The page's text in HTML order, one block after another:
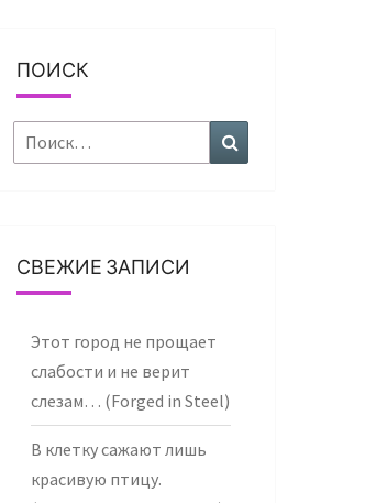
ПОИСК
Найти:
СВЕЖИЕ ЗАПИСИ
Этот город не прощает
слабости и не верит
слезам… (Forged in Steel)
В клетку сажают лишь
красивую птицу.